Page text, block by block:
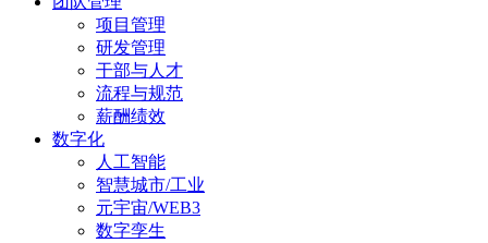
项目管理
研发管理
干部与人才
流程与规范
薪酬绩效
数字化
人工智能
智慧城市/工业
元宇宙/WEB3
数字孪生